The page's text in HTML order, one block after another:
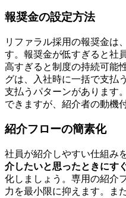
報奨金の設定方法
リファラル採用の報奨金は
す。報奨金が低すぎると社
高すぎると制度の持続可能
グは、入社時に一括で支払
支払うパターンがあります
できますが、紹介者の動機
紹介フローの簡素化
社員が紹介しやすい仕組み
介したいと思ったときにす
化しましょう。専用の紹介
力を最小限に抑えます。ま